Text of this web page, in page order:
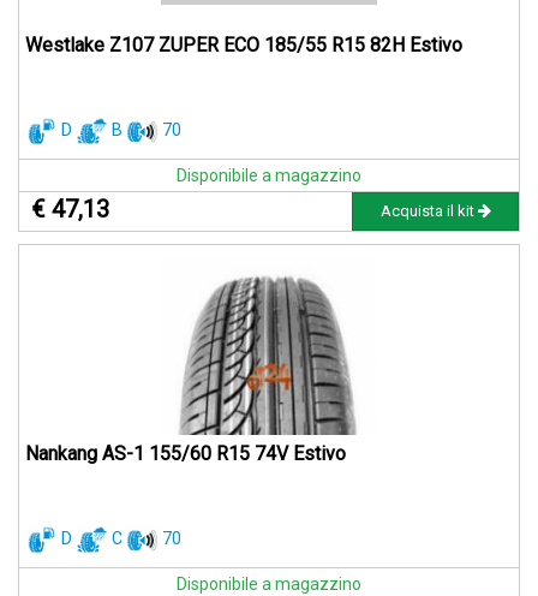
Westlake Z107 ZUPER ECO 185/55 R15 82H Estivo
D B 70
Disponibile a magazzino
€ 47,13 Acquista il kit
Nankang AS-1 155/60 R15 74V Estivo
D C 70
Disponibile a magazzino